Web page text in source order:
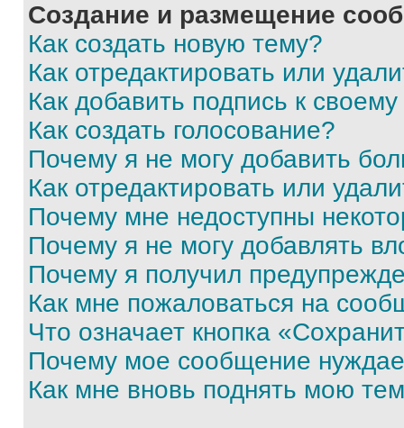
Создание и размещение
Как создать новую тему?
Как отредактировать или
Как добавить подпись к
Как создать голосование?
Почему я не могу добавить
Как отредактировать или
Почему мне недоступны
Почему я не могу добавлять
Почему я получил
Как мне пожаловаться на
Что означает кнопка
Почему мое сообщение
Как мне вновь поднять мою